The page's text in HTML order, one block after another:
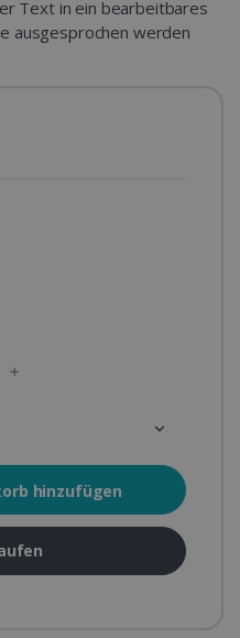
Text in ein bearbeitbares
ausgesprochen werden
hinzufügen